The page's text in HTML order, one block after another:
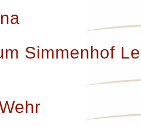
Simmenhof